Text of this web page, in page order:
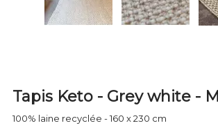
Tapis Keto - Grey white - M
100% laine recyclée - 160 x 230 cm